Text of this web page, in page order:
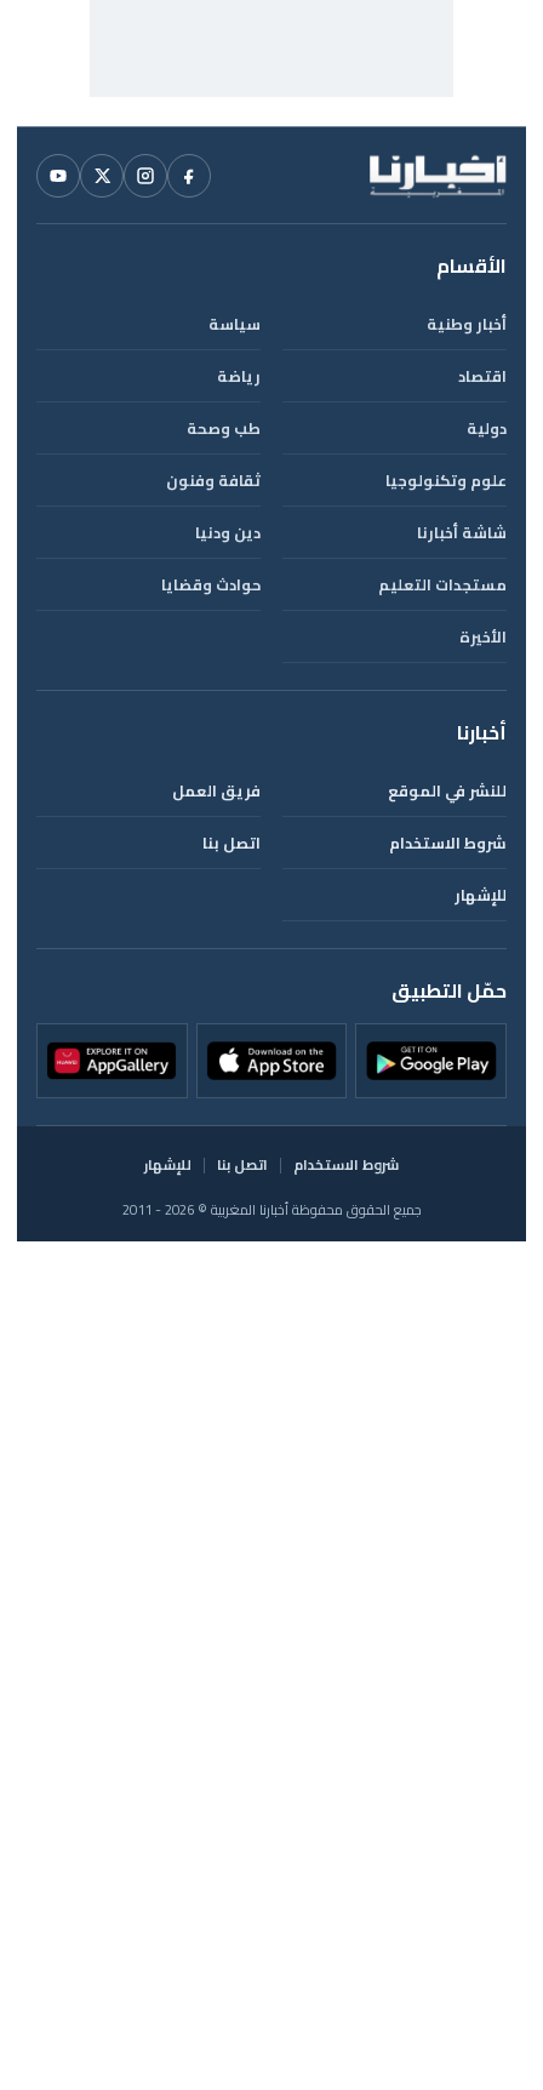
الأقسام
أخبار وطنية
سياسة
اقتصاد
رياضة
دولية
طب وصحة
علوم وتكنولوجيا
ثقافة وفنون
شاشة أخبارنا
دين ودنيا
مستجدات التعليم
حوادث وقضايا
الأخيرة
أخبارنا
للنشر في الموقع
فريق العمل
شروط الاستخدام
اتصل بنا
للإشهار
حمّل التطبيق
شروط الاستخدام اتصل بنا
للإشهار
جميع الحقوق محفوظة أخبارنا المغربية © 2026 - 2011